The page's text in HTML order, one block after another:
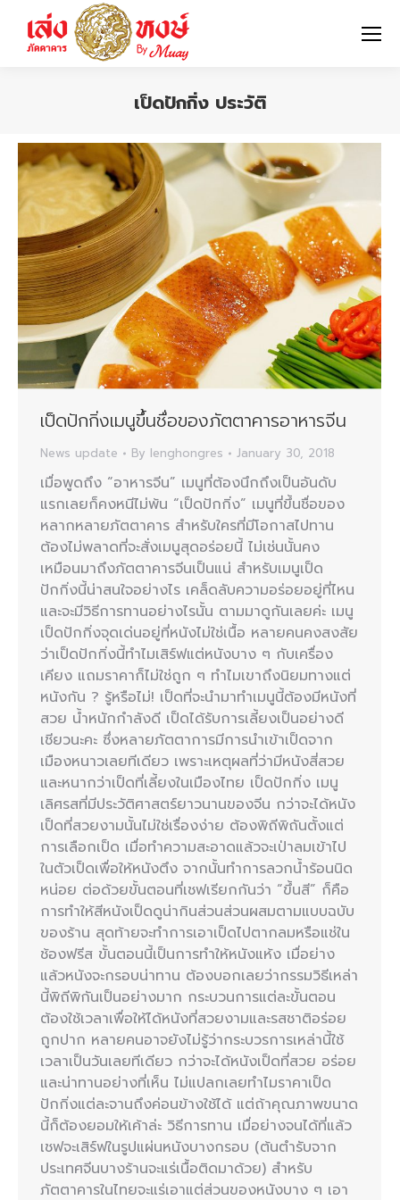
เป็ดปักกิ่ง ประวัติ
เป็ดปักกิ่งเมนูขึ้นชื่อของภัตตาคารอาหารจีน
News update By lenghongres January 30, 2018
เมื่อพูดถึง “อาหารจีน” เมนูที่ต้องนึกถึงเป็นอันดับ
แรกเลยก็คงหนีไม่พ้น “เป็ดปักกิ่ง” เมนูที่ขึ้นชื่อของ
หลากหลายภัตตาคาร สำหรับใครที่มีโอกาสไปทาน
ต้องไม่พลาดที่จะสั่งเมนูสุดอร่อยนี้ ไม่เช่นนั้นคง
เหมือนมาถึงภัตตาคารจีนเป็นแน่ สำหรับเมนูเป็ด
ปักกิ่งนี้น่าสนใจอย่างไร เคล็ดลับความอร่อยอยู่ที่ไหน
และจะมีวิธีการทานอย่างไรนั้น ตามมาดูกันเลยค่ะ เมนู
เป็ดปักกิ่งจุดเด่นอยู่ที่หนังไม่ใช่เนื้อ หลายคนคงสงสัย
ว่าเป็ดปักกิ่งนี้ทำไมเสิร์ฟแต่หนังบาง ๆ กับเครื่อง
เคียง แถมราคาก็ไม่ใช่ถูก ๆ ทำไมเขาถึงนิยมทางแต่
หนังกัน ? รู้หรือไม่! เป็ดที่จะนำมาทำเมนูนี้ต้องมีหนังที่
สวย น้ำหนักกำลังดี เป็ดได้รับการเลี้ยงเป็นอย่างดี
เชียวนะคะ ซึ่งหลายภัตตาการมีการนำเข้าเป็ดจาก
เมืองหนาวเลยทีเดียว เพราะเหตุผลที่ว่ามีหนังสี่สวย
และหนากว่าเป็ดที่เลี้ยงในเมืองไทย เป็ดปักกิ่ง เมนู
เลิศรสที่มีประวัติศาสตร์ยาวนานของจีน กว่าจะได้หนัง
เป็ดที่สวยงามนั้นไม่ใช่เรื่องง่าย ต้องพิถีพิถันตั้งแต่
การเลือกเป็ด เมื่อทำความสะอาดแล้วจะเป่าลมเข้าไป
ในตัวเป็ดเพื่อให้หนังตึง จากนั้นทำการลวกน้ำร้อนนิด
หน่อย ต่อด้วยขั้นตอนที่เชฟเรียกกันว่า “ขึ้นสี” ก็คือ
การทำให้สีหนังเป็ดดูน่ากินส่วนส่วนผสมตามแบบฉบับ
ของร้าน สุดท้ายจะทำการเอาเป็ดไปตากลมหรือแช่ใน
ช้องฟรีส ขั้นตอนนี้เป็นการทำให้หนังแห้ง เมื่อย่าง
แล้วหนังจะกรอบน่าทาน ต้องบอกเลยว่ากรรมวิธีเหล่า
นี้พิถีพิกันเป็นอย่างมาก กระบวนการแต่ละขั้นตอน
ต้องใช้เวลาเพื่อให้ได้หนังที่สวยงามและรสชาติอร่อย
ถูกปาก หลายคนอาจยังไม่รู้ว่ากระบวรการเหล่านี้ใช้
เวลาเป็นวันเลยทีเดียว กว่าจะได้หนังเป็ดที่สวย อร่อย
และน่าทานอย่างที่เห็น ไม่แปลกเลยทำไมราคาเป็ด
ปักกิ่งแต่ละจานถึงค่อนข้างใช้ได้ แต่ถ้าคุณภาพขนาด
นี้ก็ต้องยอมให้เค้าล่ะ วิธีการทาน เมื่อย่างจนได้ที่แล้ว
เชฟจะเสิร์ฟในรูปแผ่นหนังบางกรอบ (ต้นตำรับจาก
ประเทศจีนบางร้านจะแร่เนื้อติดมาด้วย) สำหรับ
ภัตตาคารในไทยจะแร่เอาแต่ส่วนของหนังบาง ๆ เอา